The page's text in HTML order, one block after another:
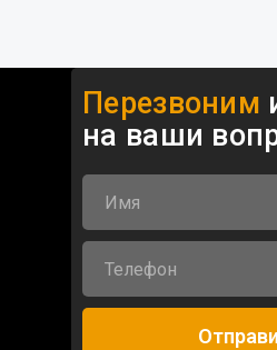
Перезвоним
на ваши